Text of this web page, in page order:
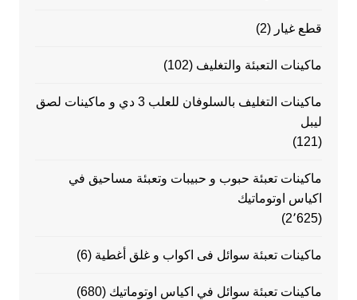
قطع غيار (2)
ماكينات التعبئة والتغليف (102)
ماكينات التغليف بالسلوفان للعلب 3 دي و ماكينات لصق
ليبل
(121)
ماكينات تعبئة حبوب و حبيبات وتعبئة مساحيق في
اكياس اوتوماتيك
(2٬625)
ماكينات تعبئة سوائل فى اكواب و غلق أغطية (6)
ماكينات تعبئة سوائل في اكياس اوتوماتيك (680)